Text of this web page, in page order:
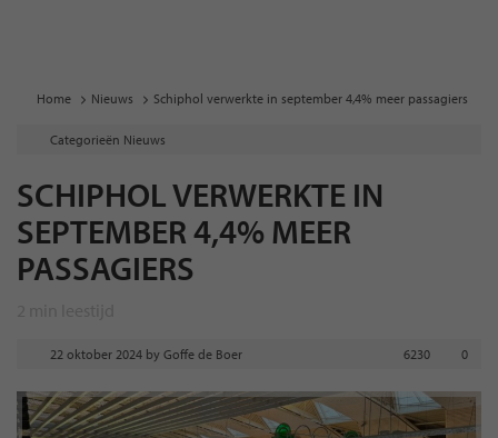
Home Nieuws Schiphol verwerkte in september 4,4% meer passagiers
Categorieën Nieuws
SCHIPHOL VERWERKTE IN
SEPTEMBER 4,4% MEER
PASSAGIERS
22 oktober 2024 by Goffe de Boer 6230 0